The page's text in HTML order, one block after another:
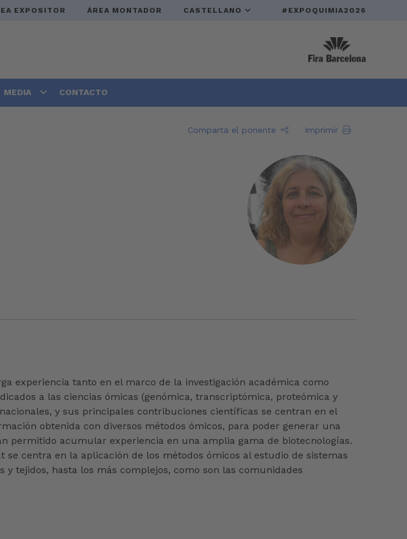
EXPOSITOR ÁREA MONTADOR CASTELLANO #EXPOQUIMIA2026
MEDIA CONTACTO
Comparta el ponente Imprimir
experiencia tanto en el marco de la investigación académica como
a las ciencias ómicas (genómica, transcriptómica, proteómica y
y sus principales contribuciones científicas se centran en el
obtenida con diversos métodos ómicos, para poder generar una
permitido acumular experiencia en una amplia gama de biotecnologías.
centra en la aplicación de los métodos ómicos al estudio de sistemas
tejidos, hasta los más complejos, como son las comunidades